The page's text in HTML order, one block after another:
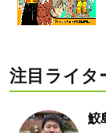
注目ライタ
鮫